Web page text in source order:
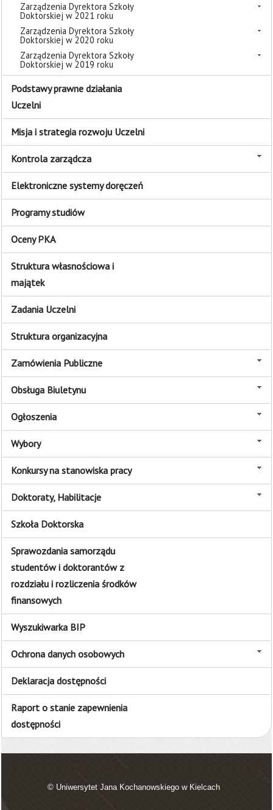
Zarządzenia Dyrektora Szkoły
Doktorskiej w 2021 roku
Zarządzenia Dyrektora Szkoły
Doktorskiej w 2020 roku
Zarządzenia Dyrektora Szkoły
Doktorskiej w 2019 roku
Podstawy prawne działania
Uczelni
Misja i strategia rozwoju Uczelni
Kontrola zarządcza
Elektroniczne systemy doręczeń
Programy studiów
Oceny PKA
Struktura własnościowa i
majątek
Zadania Uczelni
Struktura organizacyjna
Zamówienia Publiczne
Obsługa Biuletynu
Ogłoszenia
Wybory
Konkursy na stanowiska pracy
Doktoraty, Habilitacje
Szkoła Doktorska
Sprawozdania samorządu
studentów i doktorantów z
rozdziału i rozliczenia środków
finansowych
Wyszukiwarka BIP
Ochrona danych osobowych
Deklaracja dostępności
Raport o stanie zapewnienia
dostępności
© Uniwersytet Jana Kochanowskiego w Kielcach